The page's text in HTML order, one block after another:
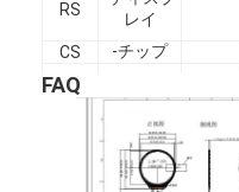
私たちについて
工場見学
品質管理
お問い合わせ
RS
レイ
CS
-チップ
TE
ング
-この
FAQ